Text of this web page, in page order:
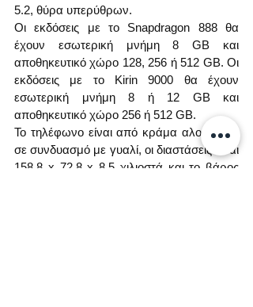
5.2, θύρα υπερύθρων.
Οι εκδόσεις με το Snapdragon 888 θα
έχουν εσωτερική μνήμη 8 GB και
αποθηκευτικό χώρο 128, 256 ή 512 GB. Οι
εκδόσεις με το Kirin 9000 θα έχουν
εσωτερική μνήμη 8 ή 12 GB και
αποθηκευτικό χώρο 256 ή 512 GB.
Το τηλέφωνο είναι από κράμα αλουμινίου
σε συνδυασμό με γυαλί, οι διαστάσεις είναι
158,8 х 72,8 х 8,5 χιλιοστά και το βάρος